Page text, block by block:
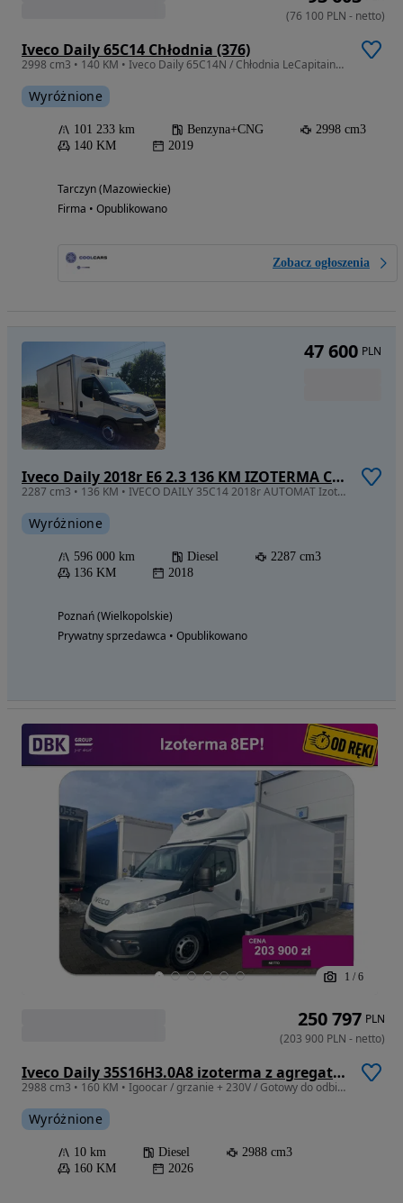
Iveco Daily 65C14 Chłodnia (376)
2998 cm3 • 140 KM • Iveco Daily 65C14N / Chłodnia LeCapitaine / Xarios 500
Wyróżnione
101 233 km Benzyna+CNG
2998 cm3
140 KM
2019
Tarczyn (Mazowieckie)
Firma • Opublikowano
Zobacz ogłoszenia
(76 100 PLN - netto)
Iveco Daily 2018r E6 2.3 136 KM IZOTERMA CHŁODNIA Bliźniaki KLIMA MROŹNIA AGREGAT 230V
2287 cm3 • 136 KM • IVECO DAILY 35C14 2018r AUTOMAT Izoterma chłodnia KLIMA Bliźniaki inne
Wyróżnione
596 000 km Diesel
2287 cm3
136 KM
2018
Poznań (Wielkopolskie)
Prywatny sprzedawca • Opublikowano
47 600 PLN
1 / 6
Iveco Daily 35S16H3.0A8 izoterma z agregatem
2988 cm3 • 160 KM • Igoocar / grzanie + 230V / Gotowy do odbioru
Wyróżnione
10 km Diesel
2988 cm3
160 KM
2026
250 797 PLN
(203 900 PLN - netto)